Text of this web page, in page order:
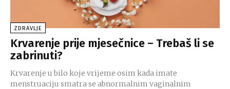
ZDRAVLJE
Krvarenje prije mjesečnice – Trebaš li se
zabrinuti?
Krvarenje u bilo koje vrijeme osim kada imate
menstruaciju smatra se abnormalnim vaginalnim